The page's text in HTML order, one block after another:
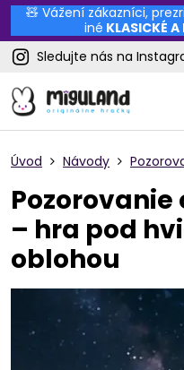
🧸 Vážení zákazníci,
iné KLASICKÉ A
Sledujte nás na
Úvod Návody
– hra pod
oblohou